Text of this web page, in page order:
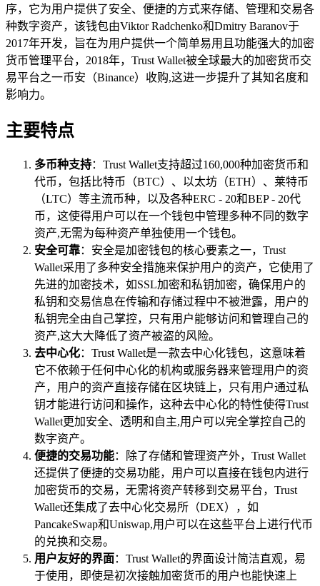
序，它为用户提供了安全、便捷的方式来存储、管理和交易各
种数字资产，该钱包由Viktor Radchenko和Dmitry Baranov于
2017年开发，旨在为用户提供一个简单易用且功能强大的加密
货币管理平台，2018年，Trust Wallet被全球最大的加密货币交
易平台之一币安（Binance）收购,这进一步提升了其知名度和
影响力。
主要特点
多币种支持：Trust Wallet支持超过160,000种加密货币和
代币，包括比特币（BTC）、以太坊（ETH）、莱特币
（LTC）等主流币种，以及各种ERC - 20和BEP - 20代
币，这使得用户可以在一个钱包中管理多种不同的数字
资产,无需为每种资产单独使用一个钱包。
安全可靠：安全是加密钱包的核心要素之一，Trust
Wallet采用了多种安全措施来保护用户的资产，它使用了
先进的加密技术，如SSL加密和私钥加密，确保用户的
私钥和交易信息在传输和存储过程中不被泄露，用户的
私钥完全由自己掌控，只有用户能够访问和管理自己的
资产,这大大降低了资产被盗的风险。
去中心化：Trust Wallet是一款去中心化钱包，这意味着
它不依赖于任何中心化的机构或服务器来管理用户的资
产，用户的资产直接存储在区块链上，只有用户通过私
钥才能进行访问和操作，这种去中心化的特性使得Trust
Wallet更加安全、透明和自主,用户可以完全掌控自己的
数字资产。
便捷的交易功能：除了存储和管理资产外，Trust Wallet
还提供了便捷的交易功能，用户可以直接在钱包内进行
加密货币的交易，无需将资产转移到交易平台，Trust
Wallet还集成了去中心化交易所（DEX），如
PancakeSwap和Uniswap,用户可以在这些平台上进行代币
的兑换和交易。
用户友好的界面：Trust Wallet的界面设计简洁直观，易
于使用，即使是初次接触加密货币的用户也能快速上